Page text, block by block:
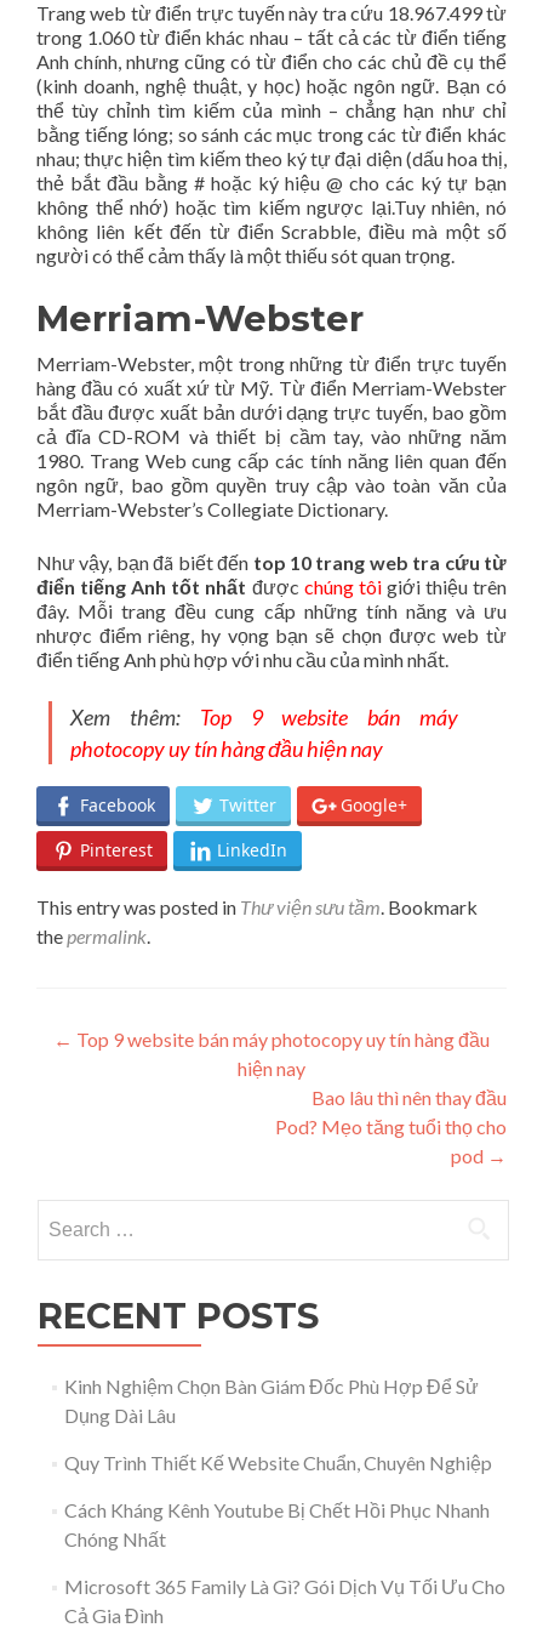
Trang web từ điển trực tuyến này tra cứu 18.967.499 từ
trong 1.060 từ điển khác nhau – tất cả các từ điển tiếng
Anh chính, nhưng cũng có từ điển cho các chủ đề cụ thể
(kinh doanh, nghệ thuật, y học) hoặc ngôn ngữ. Bạn có
thể tùy chỉnh tìm kiếm của mình – chẳng hạn như chỉ
bằng tiếng lóng; so sánh các mục trong các từ điển khác
nhau; thực hiện tìm kiếm theo ký tự đại diện (dấu hoa thị,
thẻ bắt đầu bằng # hoặc ký hiệu @ cho các ký tự bạn
không thể nhớ) hoặc tìm kiếm ngược lại.Tuy nhiên, nó
không liên kết đến từ điển Scrabble, điều mà một số
người có thể cảm thấy là một thiếu sót quan trọng.
Merriam-Webster
Merriam-Webster, một trong những từ điển trực tuyến
hàng đầu có xuất xứ từ Mỹ. Từ điển Merriam-Webster
bắt đầu được xuất bản dưới dạng trực tuyến, bao gồm
cả đĩa CD-ROM và thiết bị cầm tay, vào những năm
1980. Trang Web cung cấp các tính năng liên quan đến
ngôn ngữ, bao gồm quyền truy cập vào toàn văn của
Merriam-Webster’s Collegiate Dictionary.
Như vậy, bạn đã biết đến top 10 trang web tra cứu từ
điển tiếng Anh tốt nhất được chúng tôigiới thiệu trên
đây. Mỗi trang đều cung cấp những tính năng và ưu
nhược điểm riêng, hy vọng bạn sẽ chọn được web từ
điển tiếng Anh phù hợp với nhu cầu của mình nhất.
Xem thêm: Top 9 website bán máy
photocopy uy tín hàng đầu hiện nay
Facebook Twitter
Google+
Pinterest
LinkedIn
This entry was posted in Thư viện sưu tầm . Bookmark
the permalink
Post navigation
← Top 9 website bán máy photocopy uy tín hàng đầu
hiện nay
Bao lâu thì nên thay đầu
Pod? Mẹo tăng tuổi thọ cho
pod →
RECENT POSTS
Kinh Nghiệm Chọn Bàn Giám Đốc Phù Hợp Để Sử
Dụng Dài Lâu
Quy Trình Thiết Kế Website Chuẩn, Chuyên Nghiệp
Cách Kháng Kênh Youtube Bị Chết Hồi Phục Nhanh
Chóng Nhất
Microsoft 365 Family Là Gì? Gói Dịch Vụ Tối Ưu Cho
Cả Gia Đình